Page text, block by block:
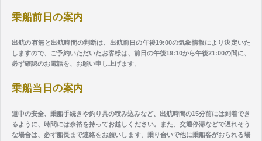
乗船前日の案内
出航の有無と出航時間の判断は、出航前日の午後19:00の気象情報により決定いた
しますので、ご予約いただいたお客様は、前日の午後19:10から午後21:00の間に、
必ず確認のお電話を、お願い申し上げます。
乗船当日の案内
道中の安全、乗船手続きや釣り具の積み込みなど、出航時間の15分前には到着でき
るように、時間には余裕を持ってお越しください。また、交通停滞などで遅れそう
な場合は、必ず船長まで連絡をお願いします。乗り合いで他に乗船客がおられる場